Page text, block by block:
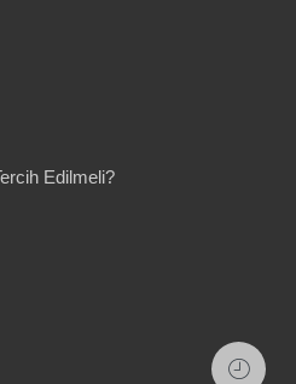
Edilmeli?